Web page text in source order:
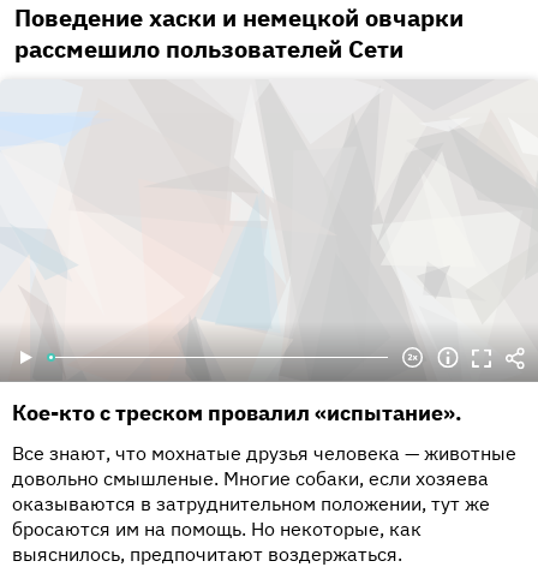
Поведение хаски и немецкой овчарки
рассмешило пользователей Сети
Кое-кто с треском провалил «испытание».
Все знают, что мохнатые друзья человека — животные
довольно смышленые. Многие собаки, если хозяева
оказываются в затруднительном положении, тут же
бросаются им на помощь. Но некоторые, как
выяснилось, предпочитают воздержаться.